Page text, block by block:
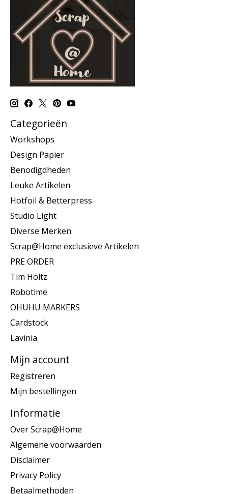
Categorieën
Workshops
Design Papier
Benodigdheden
Leuke Artikelen
Hotfoil & Betterpress
Studio Light
Diverse Merken
Scrap@Home exclusieve Artikelen
PRE ORDER
Tim Holtz
Robotime
OHUHU MARKERS
Cardstock
Lavinia
Mijn account
Registreren
Mijn bestellingen
Informatie
Over Scrap@Home
Algemene voorwaarden
Disclaimer
Privacy Policy
Betaalmethoden